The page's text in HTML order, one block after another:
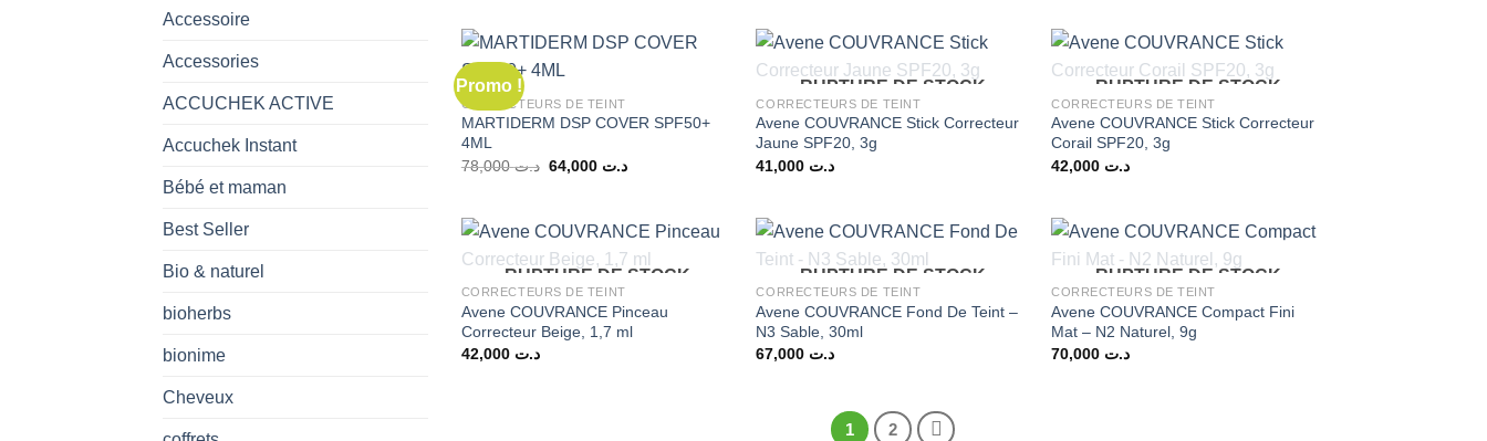
Accessoire
Accessories
ACCUCHEK ACTIVE
Accuchek Instant
Bébé et maman
Best Seller
Bio & naturel
bioherbs
bionime
Cheveux
Promo !
CORRECTEURS DE TEINT
MARTIDERM DSP COVER SPF50+
4ML
د.ت78,000
Le
د.ت 78,000.
د.تLe
د.ت 64,000.
RUPTURE DE STOCK
CORRECTEURS DE TEINT
Avene COUVRANCE Stick Correcteur
Jaune SPF20, 3g
د.ت
RUPTURE DE STOCK
CORRECTEURS DE TEINT
Avene COUVRANCE Stick Correcteur
Corail SPF20, 3g
د.ت
RUPTURE DE STOCK
CORRECTEURS DE TEINT
Avene COUVRANCE Pinceau
Correcteur Beige, 1,7 ml
د.ت 42,000
RUPTURE DE STOCK
CORRECTEURS DE TEINT
Avene COUVRANCE Fond De Teint –
N3 Sable, 30ml
د.ت
RUPTURE DE STOCK
CORRECTEURS DE TEINT
Avene COUVRANCE Compact Fini
Mat – N2 Naturel, 9g
د.ت
1 2